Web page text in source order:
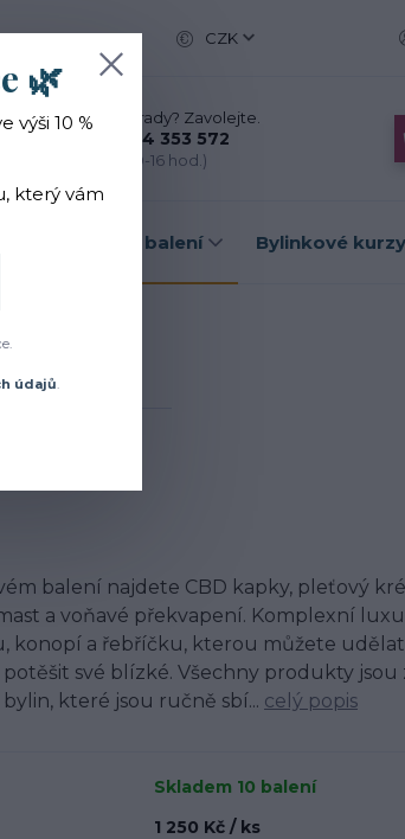
CZK
Nevíte si rady? Zavolejte.
+420 774 353 572
(Po-Pá, 10-16 hod.)
Dárková balení Bylinkové kurzy
balení najdete CBD kapky, pleťový
a voňavé překvapení. Komplexní
konopí a řebříčku, kterou můžete
potěšit své blízké. Všechny produkty jsou
které jsou ručně sbí... celý popis
Skladem 10 balení
1 250 Kč / ks
🌿
výši 10 %
který vám
údajů.